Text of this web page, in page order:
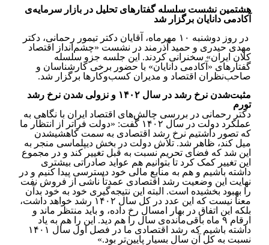
هشتمین نشست سلسله گفتارهای تحلیل در بازار سرمایه‌ی
آکادمی دانایان برگزار شد
در روز دوشنبه ۱۰ مهرماه، آقایان دکتر تیمور رحمانی، دکتر
مهدی حیدری و حمید آذرمند در نشست ‏«چشم‌انداز اقتصاد
کلان ایران» سخنرانی کردند. این جلسه جزو سلسله
گفتارهای «آکادمی دانایان» با حضور برخی کارشناسان و
صاحب‌نظران اقتصاد و مدیران کسب‌وکارها برگزار شد.
مثبت‌شدن نرخ رشد در سال ۱۴۰۲ ‏و نزولی ­شدن نرخ رشد
تورم
دکتر رحمانی در بررسی چالش‌های اقتصاد ایران با نگاهی به
عملکرد دولت در سال ۱۴۰۲ گفت: «دولت فراتر از انتظار ما
که تصور داشتیم نرخ رشد اقتصادی به سمت کاهشی­شدن
میل کند، ظاهر شد. تلاش دولت در بخش دیپلماسی منجر به
این شد که فضای تحریم نسبت به قبل تغییر کند و در مجموع
این تغییر کمک کرد تا بتوانیم هم عواید صادراتی بیشتری
داشته باشیم و هم به منابع مالی خود دسترسی پیدا کنیم و در
نهایت این وضعیت رشد اقتصادی عمدتاً ناشی از فروش نفت
را بهبود بخشیده است. البته این نتیجه‌گیری خود به خود بدآن
معنا نیست که این عدد در کل سال ۱۴۰۲ رشد خواهد داشت،
بلکه این اتفاق در بهار امسال رخ داده، و باید منتظر ماند و
ارقام ۹ ماه باقی‌مانده‌ی سال را هم دید. این را هم به یاد
داشته باشیم که رشد اقتصادی ما در فصل اول سال ۱۴۰۱
نسبت به کل آن سال بسیار پایین‌تر بود.»